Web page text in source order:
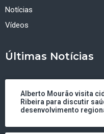
Notícias
Vídeos
Últimas Notícias
Alberto Mourão visita
Ribeira para discutir
desenvolvimento